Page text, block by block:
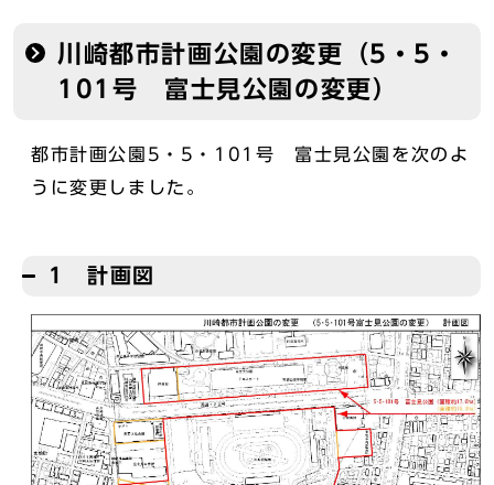
川崎都市計画公園の変更（5・5・
101号 富士見公園の変更）
都市計画公園5・5・101号 富士見公園を次のよ
うに変更しました。
1 計画図